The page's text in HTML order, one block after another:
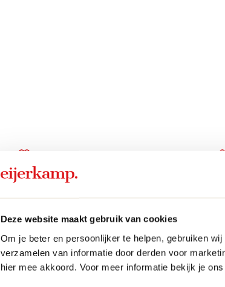
Deze website maakt gebruik van cookies
Om je beter en persoonlijker te helpen, gebruiken
verzamelen van informatie door derden voor
hier mee akkoord. Voor meer informatie bekijk je ons